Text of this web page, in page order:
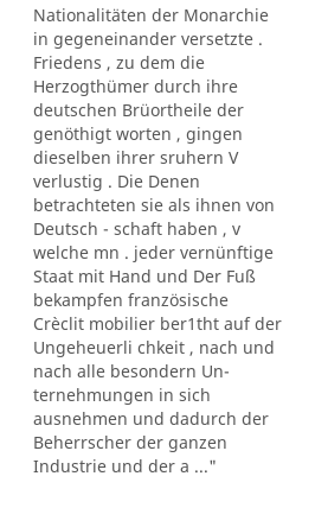
Nationalitäten der Monarchie
in gegeneinander versetzte .
Friedens , zu dem die
Herzogthümer durch ihre
deutschen Brüortheile der
genöthigt worten , gingen
dieselben ihrer sruhern V
verlustig . Die Denen
betrachteten sie als ihnen von
Deutsch - schaft haben , v
welche mn . jeder vernünftige
Staat mit Hand und Der Fuß
bekampfen französische
Crèclit mobilier ber1tht auf der
Ungeheuerli chkeit , nach und
nach alle besondern Un-
ternehmungen in sich
ausnehmen und dadurch der
Beherrscher der ganzen
Industrie und der a ..."